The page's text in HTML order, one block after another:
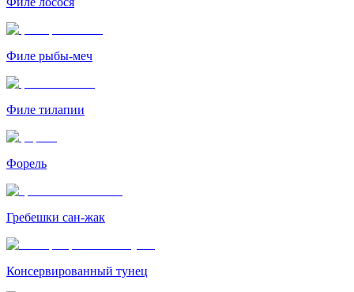
Филе рыбы-меч
Филе тилапии
Форель
Гребешки сан-жак
Консервированный тунец